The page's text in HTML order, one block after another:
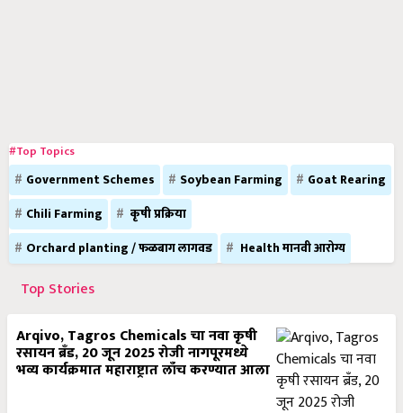
#Top Topics
Government Schemes Soybean Farming
Goat Rearing
Chili Farming
कृषी प्रक्रिया
Orchard planting / फळबाग लागवड
Health मानवी आरोग्य
Top Stories
Arqivo, Tagros Chemicals चा नवा कृषी
रसायन ब्रँड, 20 जून 2025 रोजी नागपूरमध्ये
भव्य कार्यक्रमात महाराष्ट्रात लाँच करण्यात आला